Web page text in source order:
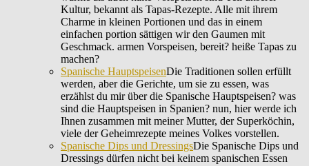
Kultur, bekannt als Tapas-Rezepte. Alle mit ihrem
Charme in kleinen Portionen und das in einem
einfachen portion sättigen wir den Gaumen mit
Geschmack. armen Vorspeisen, bereit? heiße Tapas zu
machen?
Spanische HauptspeisenDie Traditionen sollen erfüllt
werden, aber die Gerichte, um sie zu essen, was
erzählst du mir über die Spanische Hauptspeisen? was
sind die Hauptspeisen in Spanien? nun, hier werde ich
Ihnen zusammen mit meiner Mutter, der Superköchin,
viele der Geheimrezepte meines Volkes vorstellen.
Spanische Dips und DressingsDie Spanische Dips und
Dressings dürfen nicht bei keinem spanischen Essen